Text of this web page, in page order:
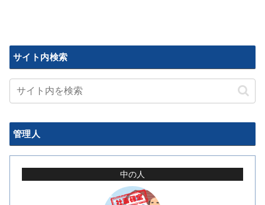
サイト内検索
管理人
中の人